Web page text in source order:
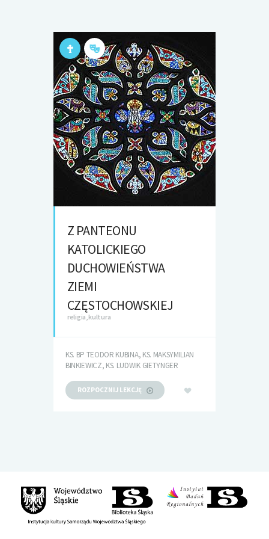
Z PANTEONU
KATOLICKIEGO
DUCHOWIEŃSTWA
ZIEMI
CZĘSTOCHOWSKIEJ
religia, kultura
KS. BP TEODOR KUBINA, KS. MAKSYMILIAN
BINKIEWICZ, KS. LUDWIK GIETYNGER
ROZPOCZNIJ LEKCJĘ